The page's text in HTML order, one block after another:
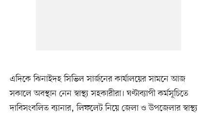
এদিকে ঝিনাইদহ সিভিল সার্জনের কার্যালয়ের সামনে আজ
সকালে অবস্থান নেন স্বাস্থ্য সহকারীরা। ঘণ্টাব্যাপী কর্মসূচিতে
দাবিসংবলিত ব্যানার, লিফলেট নিয়ে জেলা ও উপজেলার স্বাস্থ্য